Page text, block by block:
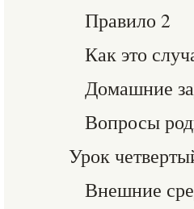
Правило 2
Как это
Домашние
Вопросы
Урок
Внешние